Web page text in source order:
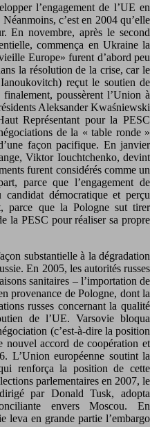
l’engagement de l’UE en
c’est en 2004 qu’elle
En novembre, après le second
commença en Ukraine la
Europe» furent d’abord peu
la résolution de la crise, car le
reçut le soutien de
poussèrent l’Union à
Aleksander Kwaśniewski
Représentant pour la PESC
de la « table ronde »
façon pacifique. En janvier
Viktor Iouchtchenko, devint
furent considérés comme un
parce que l’engagement de
démocratique et perçu
parce que la Pologne sut tirer
la PESC pour réaliser sa propre
substantielle à la dégradation
En 2005, les autorités russes
sanitaires – l’importation de
provenance de Pologne, dont la
russes concernant la qualité
de l’UE. Varsovie bloqua
(c’est-à-dire la position
nouvel accord de coopération et
L’Union européenne soutint la
renforça la position de cette
parlementaires en 2007, le
par Donald Tusk, adopta
envers Moscou. En
leva en grande partie l’embargo